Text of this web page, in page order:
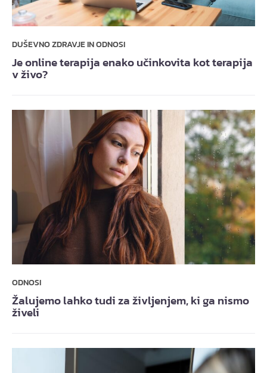
DUŠEVNO ZDRAVJE IN ODNOSI
Je online terapija enako učinkovita kot terapija
v živo?
ODNOSI
Žalujemo lahko tudi za življenjem, ki ga nismo
živeli